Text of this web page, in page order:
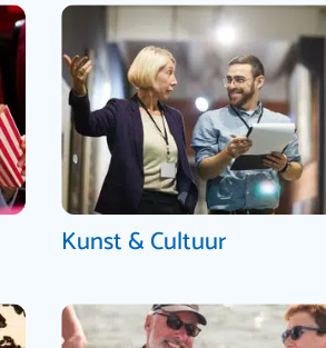
Kunst & Cultuur